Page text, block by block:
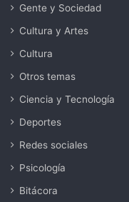
Gente y Sociedad
Cultura y Artes
Cultura
Otros temas
Ciencia y Tecnología
Deportes
Redes sociales
Psicología
Bitácora